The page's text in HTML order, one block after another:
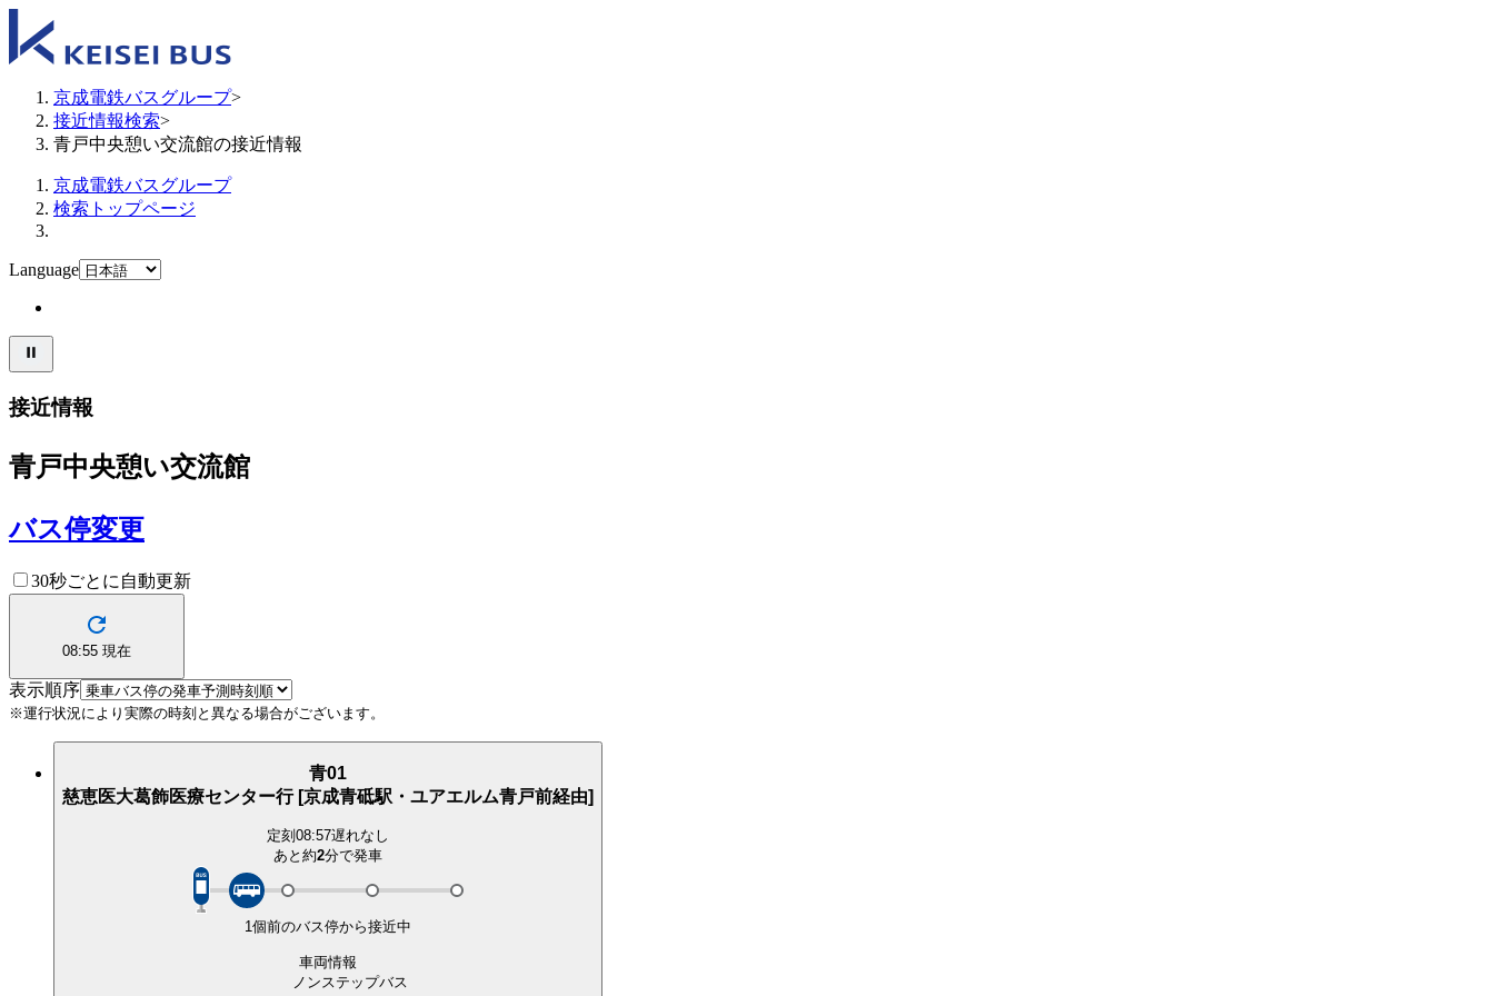
京成電鉄バスグループ>
接近情報検索>
青戸中央憩い交流館の接近情報
京成電鉄バスグループ
検索トップページ
Language
接近情報
青戸中央憩い交流館
バス停変更
30秒ごとに自動更新
08:55 現在
表示順序
※運行状況により実際の時刻と異なる場合がございます。
青01
慈恵医大葛飾医療センター行 [京成青砥駅・ユアエルム青戸前経由]
定刻 08:57遅れなし
あと約2分で発車
1個前のバス停から接近中
車両情報
ノンステップバス